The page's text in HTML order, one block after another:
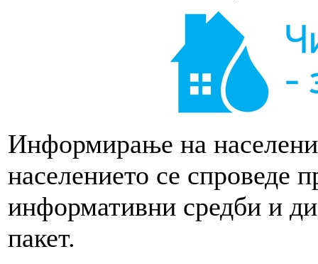
Информирање на
населението се спроведе
информативни средби и
пакет.